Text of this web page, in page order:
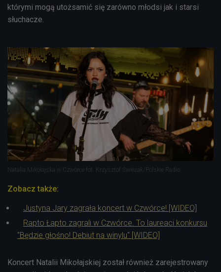
którymi mogą utożsamić się zarówno młodsi jak i starsi
słuchacze.
Natalia Mikołajska w Czwórce fot. Krzysztof Świeżak/Polskie Radio
Zobacz także:
Justyna Jary zagrała koncert w Czwórce! [WIDEO]
Rapto Łapto zagrali w Czwórce. To laureaci konkursu
"Będzie głośno! Debiut na winylu" [WIDEO]
Koncert Natalii Mikołajskiej został również zarejestrowany